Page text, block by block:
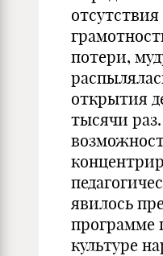
потери,
открытия
тысячи
явилось
программе
культуре